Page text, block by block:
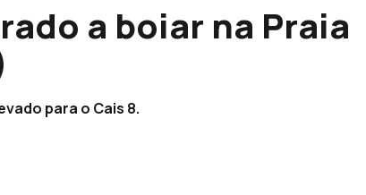
a boiar na Praia
para o Cais 8.